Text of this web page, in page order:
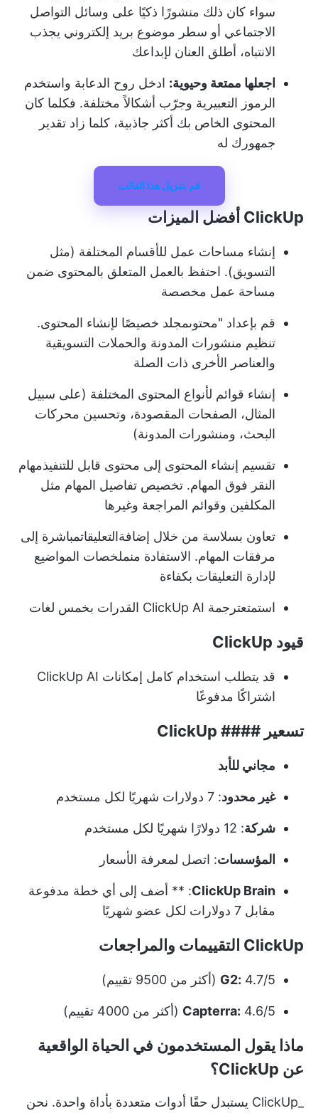
سواء كان ذلك منشورًا ذكيًا على وسائل التواصل
الاجتماعي أو سطر موضوع بريد إلكتروني يجذب
الانتباه، أطلق العنان لإبداعك
اجعلها ممتعة وحيوية: ادخل روح الدعابة واستخدم
الرموز التعبيرية وجرّب أشكالاً مختلفة. فكلما كان
المحتوى الخاص بك أكثر جاذبية، كلما زاد تقدير
جمهورك له
قم بتنزيل هذا القالب
ClickUp أفضل الميزات
إنشاء مساحات عمل للأقسام المختلفة (مثل
التسويق). احتفظ بالعمل المتعلق بالمحتوى ضمن
مساحة عمل مخصصة
قم بإعداد "محتوىمجلد خصيصًا لإنشاء المحتوى.
تنظيم منشورات المدونة والحملات التسويقية
والعناصر الأخرى ذات الصلة
إنشاء قوائم لأنواع المحتوى المختلفة (على سبيل
المثال، الصفحات المقصودة، وتحسين محركات
البحث، ومنشورات المدونة)
تقسيم إنشاء المحتوى إلى محتوى قابل للتنفيذمهام
النقر فوق المهام. تخصيص تفاصيل المهام مثل
المكلفين وقوائم المراجعة وغيرها
تعاون بسلاسة من خلال إضافةالتعليقاتمباشرة إلى
مرفقات المهام. الاستفادة منملخصات المواضيع
لإدارة التعليقات بكفاءة
استمتعترجمة ClickUp AI القدرات بخمس لغات
قيود ClickUp
قد يتطلب استخدام كامل إمكانات ClickUp AI
اشتراكًا مدفوعًا
تسعير #### ClickUp
مجاني للأبد
غير محدود: 7 دولارات شهريًا لكل مستخدم
شركة: 12 دولارًا شهريًا لكل مستخدم
المؤسسات: اتصل لمعرفة الأسعار
ClickUp Brain: ** أضف إلى أي خطة مدفوعة
مقابل 7 دولارات لكل عضو شهريًا
ClickUp التقييمات والمراجعات
G2: 4.7/5 (أكثر من 9500 تقييم)
Capterra: 4.6/5 (أكثر من 4000 تقييم)
ماذا يقول المستخدمون في الحياة الواقعية
عن ClickUp؟
_ClickUp يستبدل حقًا أدوات متعددة بأداة واحدة. نحن